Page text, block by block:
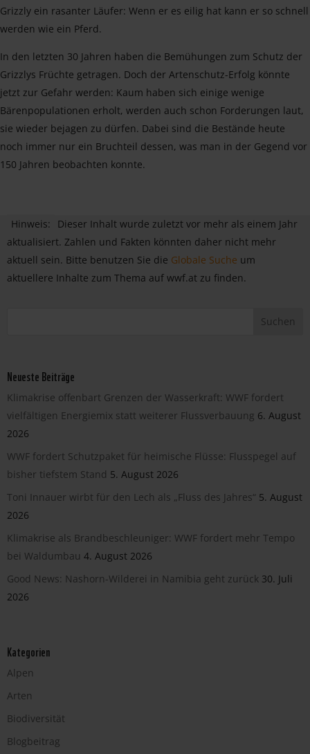
Grizzly ein rasanter Läufer: Wenn er es eilig hat kann er so schnell
werden wie ein Pferd.
In den letzten 30 Jahren haben die Bemühungen zum Schutz der
Grizzlys Früchte getragen. Doch der Artenschutz-Erfolg könnte
jetzt zur Gefahr werden: Kaum haben sich einige wenige
Bärenpopulationen erholt, werden auch schon Forderungen laut,
sie wieder bejagen zu dürfen. Dabei sind die Bestände heute
noch immer nur ein Bruchteil dessen, was man in der Gegend vor
150 Jahren beobachten konnte.
Hinweis:
Dieser Inhalt wurde zuletzt vor mehr als einem Jahr
aktualisiert. Zahlen und Fakten könnten daher nicht mehr
aktuell sein. Bitte benutzen Sie die Globale Suche um
aktuellere Inhalte zum Thema auf wwf.at zu finden.
Neueste Beiträge
Klimakrise offenbart Grenzen der Wasserkraft: WWF fordert
vielfältigen Energiemix statt weiterer Flussverbauung 6. August
2026
WWF fordert Schutzpaket für heimische Flüsse: Flusspegel auf
bisher tiefstem Stand 5. August 2026
Toni Innauer wirbt für den Lech als „Fluss des Jahres“ 5. August
2026
Klimakrise als Brandbeschleuniger: WWF fordert mehr Tempo
bei Waldumbau 4. August 2026
Good News: Nashorn-Wilderei in Namibia geht zurück 30. Juli
2026
Kategorien
Alpen
Arten
Biodiversität
Blogbeitrag